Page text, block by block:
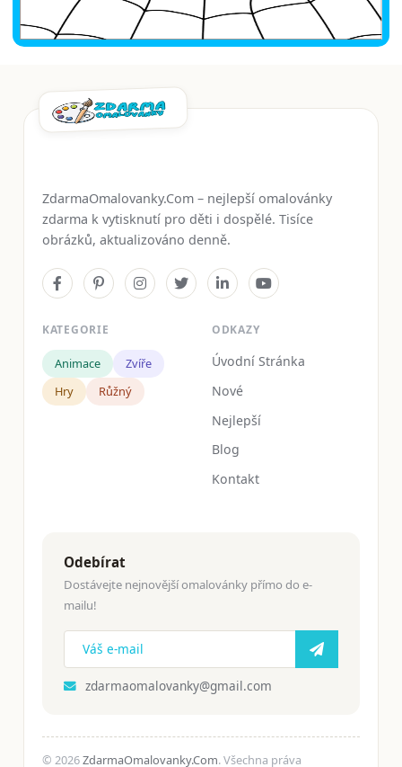
ZdarmaOmalovanky.Com – nejlepší omalovánky
zdarma k vytisknutí pro děti i dospělé. Tisíce
obrázků, aktualizováno denně.
KATEGORIE
Animace
Zvíře
Hry
Růžný
ODKAZY
Úvodní Stránka
Nové
Nejlepší
Blog
Kontakt
Odebírat
Dostávejte nejnovější omalovánky přímo do e-
mailu!
zdarmaomalovanky@gmail.com
© 2026ZdarmaOmalovanky.Com. Všechna práva